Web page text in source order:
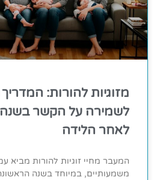
מזוגיות להורות:
לשמירה על הקשר
לאחר הלידה
המעבר מחיי זוגיות להורות מביא
משמעותיים, במיוחד בשנה